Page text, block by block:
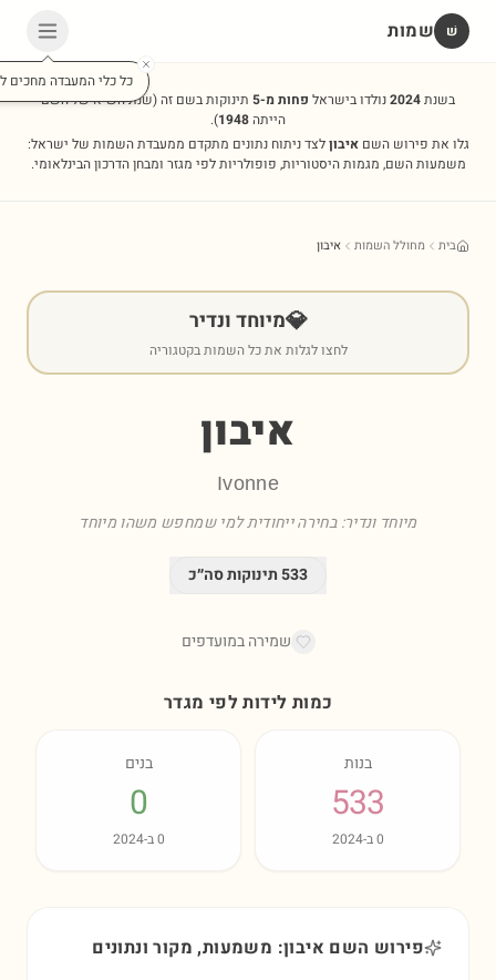
שׁ שמות
כל כלי המעבדה מחכים
בשנת2024נולדו בישראל פחות מ-5 תינוקות בשם זה(שנת השיא של השם
הייתה1948
).
גלו את פירוש השםאיבוןלצד ניתוח נתונים מתקדם ממעבדת השמות של ישראל:
משמעות השם, מגמות היסטוריות, פופולריות לפי מגזר ומבחן הדרכון הבינלאומי.
בית מחולל השמות איבון
💎מיוחד ונדיר
לחצו לגלות את כל השמות בקטגוריה
איבון
Ivonne
מיוחד ונדיר: בחירה ייחודית למי שמחפש משהו מיוחד
533תינוקות סה״כ
שמירה במועדפים
כמות לידות לפי מגדר
בנות
533
0ב-2024
בנים
0
0ב-2024
פירוש השם איבון: משמעות, מקור ונתונים